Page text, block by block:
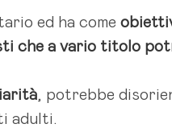
ed ha come
che a vario titolo
, potrebbe
adulti.